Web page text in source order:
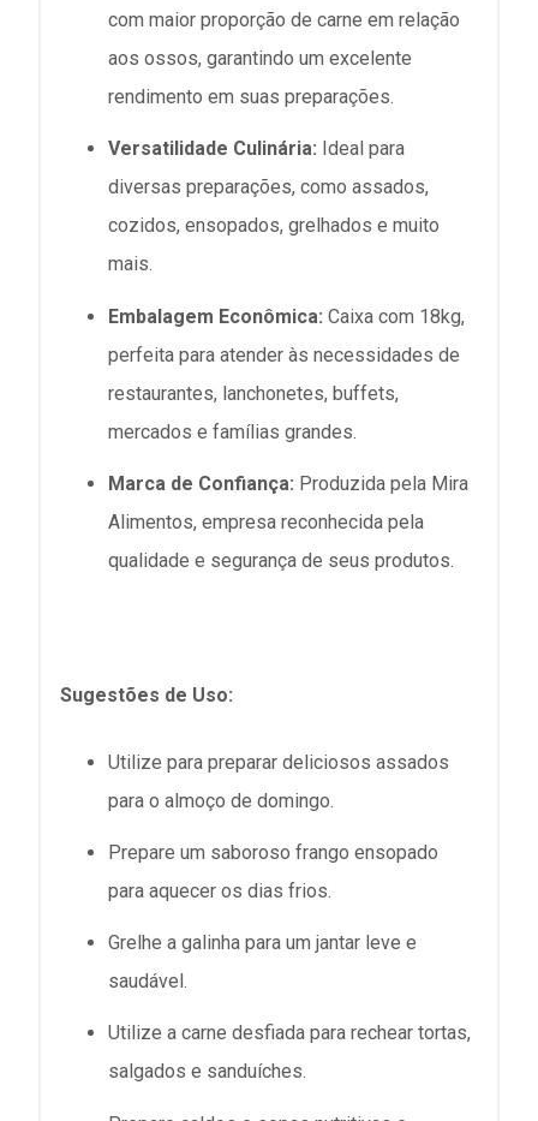
com maior proporção de carne em relação
aos ossos, garantindo um excelente
rendimento em suas preparações.
Versatilidade Culinária: Ideal para
diversas preparações, como assados,
cozidos, ensopados, grelhados e muito
mais.
Embalagem Econômica: Caixa com 18kg,
perfeita para atender às necessidades de
restaurantes, lanchonetes, buffets,
mercados e famílias grandes.
Marca de Confiança: Produzida pela Mira
Alimentos, empresa reconhecida pela
qualidade e segurança de seus produtos.
Sugestões de Uso:
Utilize para preparar deliciosos assados
para o almoço de domingo.
Prepare um saboroso frango ensopado
para aquecer os dias frios.
Grelhe a galinha para um jantar leve e
saudável.
Utilize a carne desfiada para rechear tortas,
salgados e sanduíches.